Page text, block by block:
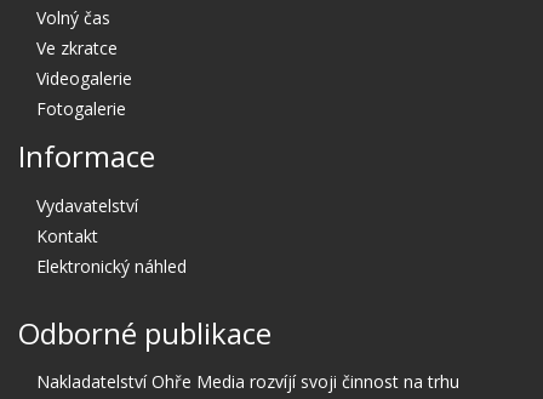
Volný čas
Ve zkratce
Videogalerie
Fotogalerie
Informace
Vydavatelství
Kontakt
Elektronický náhled
Odborné publikace
Nakladatelství Ohře Media rozvíjí svoji činnost na trhu